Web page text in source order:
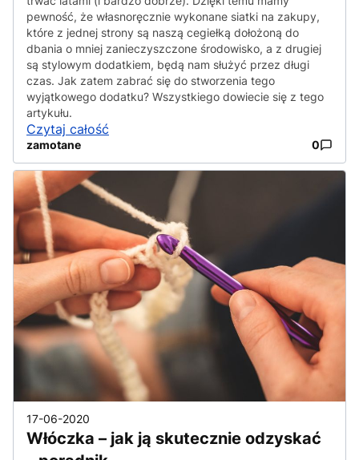
pewność, że własnoręcznie wykonane siatki na zakupy,
które z jednej strony są naszą cegiełką dołożoną do
dbania o mniej zanieczyszczone środowisko, a z drugiej
są stylowym dodatkiem, będą nam służyć przez długi
czas. Jak zatem zabrać się do stworzenia tego
wyjątkowego dodatku? Wszystkiego dowiecie się z tego
artykułu.
Czytaj całość
zamotane 0
17-06-2020
Włóczka – jak ją skutecznie odzyskać